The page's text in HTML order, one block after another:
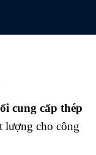
cung cấp thép
lượng cho công